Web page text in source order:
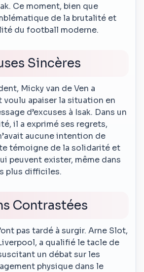
Ce moment, bien que
de la brutalité et
du football moderne.
Sincères
Micky van de Ven a
apaiser la situation en
d’excuses à Isak. Dans un
il a exprimé ses regrets,
aucune intention de
témoigne de la solidarité et
peuvent exister, même dans
plus difficiles.
Contrastées
pas tardé à surgir. Arne Slot,
a qualifié le tacle de
un débat sur les
physique dans le